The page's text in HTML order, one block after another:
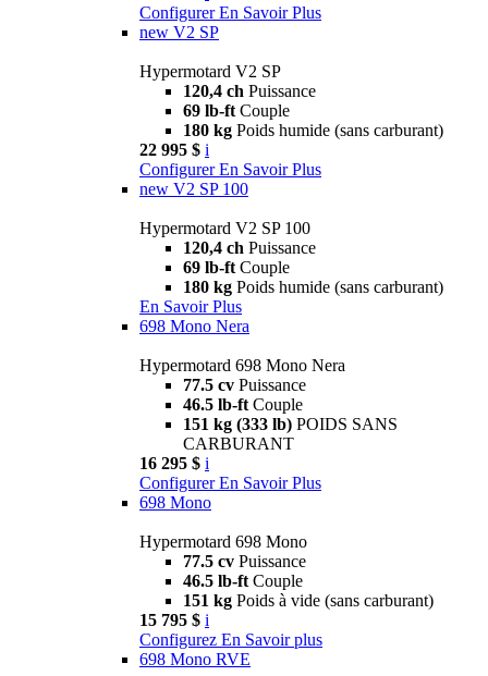
Configurer En Savoir Plus
new V2 SP
Hypermotard V2 SP
120,4 ch Puissance
69 lb-ft Couple
180 kg Poids humide (sans carburant)
22 995 $ i
Configurer En Savoir Plus
new V2 SP 100
Hypermotard V2 SP 100
120,4 ch Puissance
69 lb-ft Couple
180 kg Poids humide (sans carburant)
En Savoir Plus
698 Mono Nera
Hypermotard 698 Mono Nera
77.5 cv Puissance
46.5 lb-ft Couple
151 kg (333 lb) POIDS SANS
CARBURANT
16 295 $ i
Configurer En Savoir Plus
698 Mono
Hypermotard 698 Mono
77.5 cv Puissance
46.5 lb-ft Couple
151 kg Poids à vide (sans carburant)
15 795 $ i
Configurez En Savoir plus
698 Mono RVE